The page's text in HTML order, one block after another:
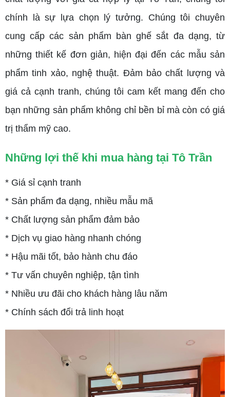
chính là sự lựa chọn lý tưởng. Chúng tôi chuyên
cung cấp các sản phẩm bàn ghế sắt đa dạng, từ
những thiết kế đơn giản, hiện đại đến các mẫu sản
phẩm tinh xảo, nghệ thuật. Đảm bảo chất lượng và
giá cả cạnh tranh, chúng tôi cam kết mang đến cho
bạn những sản phẩm không chỉ bền bỉ mà còn có giá
trị thẩm mỹ cao.
Những lợi thế khi mua hàng tại Tô Trần
* Giá sỉ cạnh tranh
* Sản phẩm đa dạng, nhiều mẫu mã
* Chất lượng sản phẩm đảm bảo
* Dịch vụ giao hàng nhanh chóng
* Hậu mãi tốt, bảo hành chu đáo
* Tư vấn chuyên nghiệp, tận tình
* Nhiều ưu đãi cho khách hàng lâu năm
* Chính sách đổi trả linh hoạt